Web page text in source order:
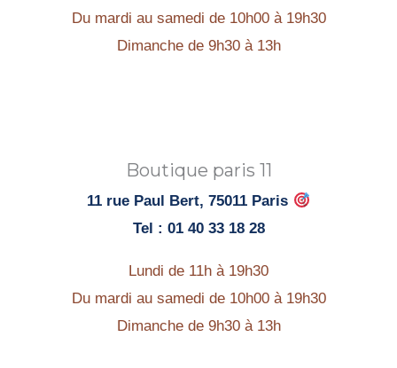
Du mardi au samedi de 10h00 à 19h30
Dimanche de 9h30 à 13h
Boutique paris 11
11 rue Paul Bert, 75011 Paris
Tel : 01 40 33 18 28
Lundi de 11h à 19h30
Du mardi au samedi de 10h00 à 19h30
Dimanche de 9h30 à 13h